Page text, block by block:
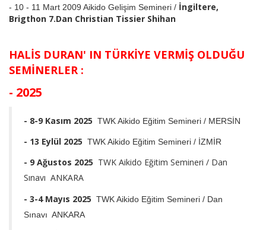
- 10 - 11 Mart 2009 Aikido Gelişim Semineri / İngiltere,
Brigthon 7.Dan Christian Tissier Shihan
HALİS DURAN' IN TÜRKİYE VERMİŞ OLDUĞU
SEMİNERLER :
- 2025
- 8-9 Kasım 2025 TWK Aikido Eğitim Semineri / MERSİN
- 13 Eylül 2025 TWK Aikido Eğitim Semineri / İZMİR
- 9 Ağustos 2025 TWK Aikido Eğitim Semineri / Dan
Sınavı ANKARA
- 3-4 Mayıs 2025 TWK Aikido Eğitim Semineri / Dan
Sınavı ANKARA